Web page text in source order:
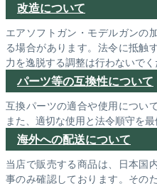
改造について
エアソフトガン・モデルガンの
る場合があります。法令に抵触
力を逸脱する調整は行わないでく
パーツ等の互換性について
互換パーツの適合や使用につい
また、適切な使用と法令順守を最
海外への配送について
当店で販売する商品は、日本国
事のみ確認しております。その